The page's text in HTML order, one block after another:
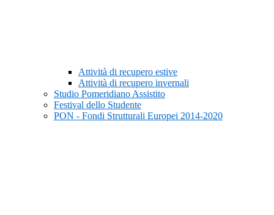
Attività di recupero estive
Attività di recupero invernali
Studio Pomeridiano Assistito
Festival dello Studente
PON - Fondi Strutturali Europei 2014-2020